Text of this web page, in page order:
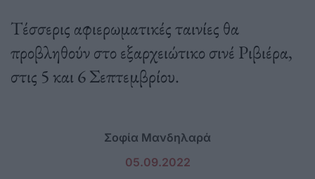
Τέσσερις αφιερωματικές ταινίες θα
προβληθούν στο εξαρχειώτικο σινέ Ριβιέρα,
στις 5 και 6 Σεπτεμβρίου.
Σοφία Μανδηλαρά
05.09.2022